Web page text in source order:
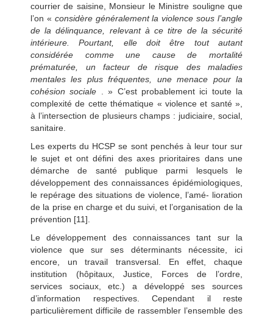
courrier de saisine, Monsieur le Ministre souligne que
l’on « considère généralement la violence sous l’angle
de la délinquance, relevant à ce titre de la sécurité
intérieure. Pourtant, elle doit être tout autant
considérée comme une cause de mortalité
prématurée, un facteur de risque des maladies
mentales les plus fréquentes, une menace pour la
cohésion sociale . » C’est probablement ici toute la
complexité de cette thématique « violence et santé »,
à l’intersection de plusieurs champs : judiciaire, social,
sanitaire.
Les experts du HCSP se sont penchés à leur tour sur
le sujet et ont défini des axes prioritaires dans une
démarche de santé publique parmi lesquels le
développement des connaissances épidémiologiques,
le repérage des situations de violence, l’amé- lioration
de la prise en charge et du suivi, et l’organisation de la
prévention [11].
Le développement des connaissances tant sur la
violence que sur ses déterminants nécessite, ici
encore, un travail transversal. En effet, chaque
institution (hôpitaux, Justice, Forces de l’ordre,
services sociaux, etc.) a développé ses sources
d’information respectives. Cependant il reste
particulièrement difficile de rassembler l’ensemble des